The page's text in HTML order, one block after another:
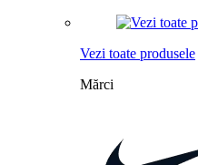
Vezi toate produsele
Mărci